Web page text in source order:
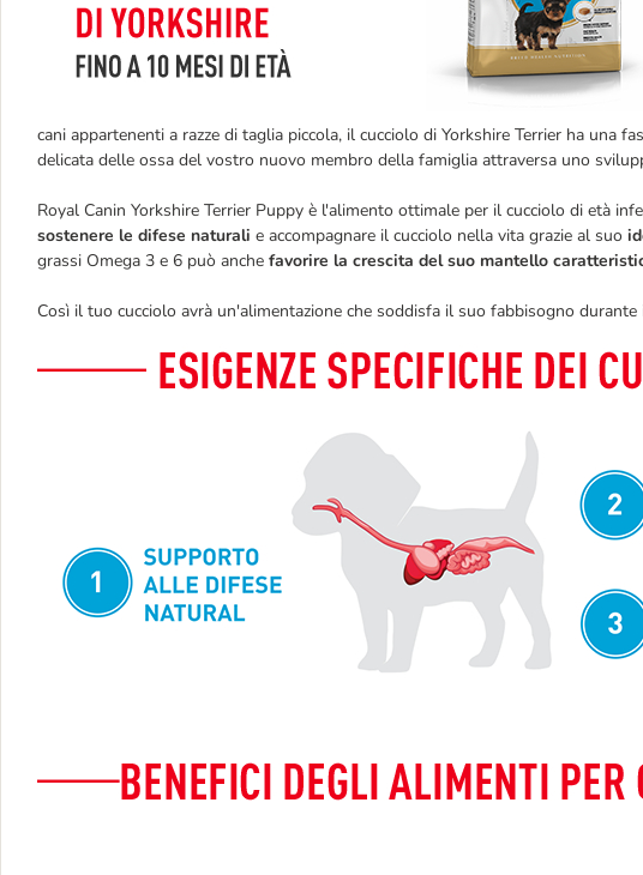
cani appartenenti a razze di taglia piccola, il cucciolo di Yorkshire Terrier ha una
delicata delle ossa del vostro nuovo membro della famiglia attraversa uno
Royal Canin Yorkshire Terrier Puppy è l'alimento ottimale per il cucciolo di età
sostenere le difese naturali e accompagnare il cucciolo nella vita grazie al suo
grassi Omega 3 e 6 può anche favorire la crescita del suo mantello
Così il tuo cucciolo avrà un'alimentazione che soddisfa il suo fabbisogno